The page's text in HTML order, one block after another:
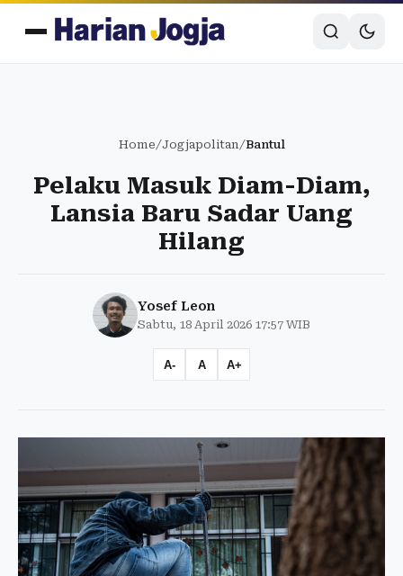
Home/Jogjapolitan/Bantul
Pelaku Masuk Diam-Diam,
Lansia Baru Sadar Uang
Hilang
Yosef Leon
Sabtu, 18 April 2026 17:57 WIB
A- A A+